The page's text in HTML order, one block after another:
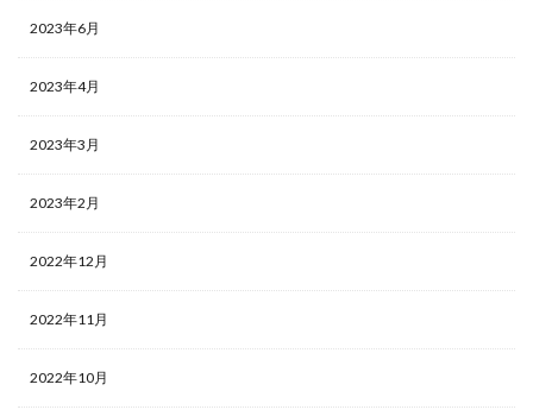
2023年6月
2023年4月
2023年3月
2023年2月
2022年12月
2022年11月
2022年10月